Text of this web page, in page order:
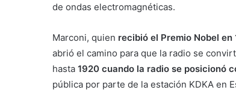
de ondas electromagnéticas.
Marconi, quien recibió el Premio Nobel en
abrió el camino para que la radio se
hasta 1920 cuando la radio se posicionó
pública por parte de la estación KDKA en